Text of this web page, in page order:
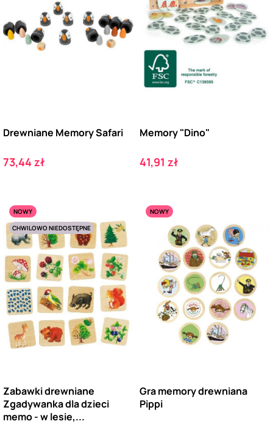
Drewniane Memory Safari
Cena
73,44 zł
Memory "Dino"
Cena
41,91 zł
NOWY
CHWILOWO NIEDOSTĘPNE
Zabawki drewniane
Zgadywanka dla dzieci
memo - w lesie,...
NOWY
Gra memory drewniana
Pippi